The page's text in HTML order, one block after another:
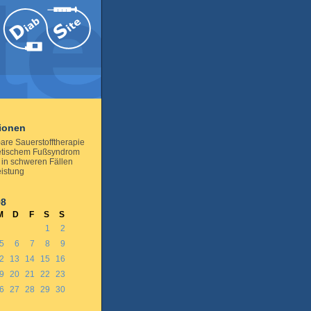
Sauerstofftherapie
Fußsyndrom
schweren Fällen
D F S
S
1
2
5 6 7 8
9
13 14 15
16
20 21 22
23
27 28 29
30